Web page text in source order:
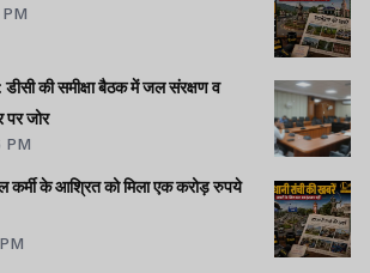
की समीक्षा बैठक में जल संरक्षण व
पर जोर
PM
के आश्रित को मिला एक करोड़ रुपये